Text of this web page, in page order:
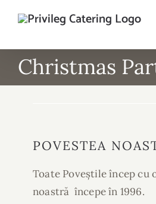
Christmas
POVESTEA
Toate Poveștile încep cu
noastră începe în 1996.